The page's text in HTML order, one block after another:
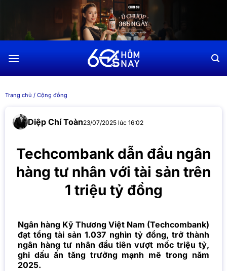
dung
Trang chủ / Cộng đồng
Diệp Chí Toàn23/07/2025 lúc 16:02
Techcombank dẫn đầu ngân
hàng tư nhân với tài sản trên
1 triệu tỷ đồng
Ngân hàng Kỹ Thương Việt Nam (Techcombank)
đạt tổng tài sản 1.037 nghìn tỷ đồng, trở thành
ngân hàng tư nhân đầu tiên vượt mốc triệu tỷ,
ghi dấu ấn tăng trưởng mạnh mẽ trong năm
2025.